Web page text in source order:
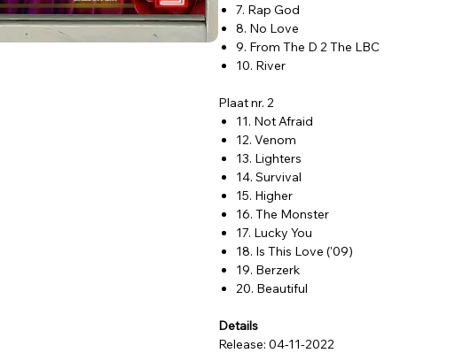
7. Rap God
8. No Love
9. From The D 2 The LBC
10. River
Plaat nr. 2
11. Not Afraid
12. Venom
13. Lighters
14. Survival
15. Higher
16. The Monster
17. Lucky You
18. Is This Love ('09)
19. Berzerk
20. Beautiful
Details
Release: 04-11-2022